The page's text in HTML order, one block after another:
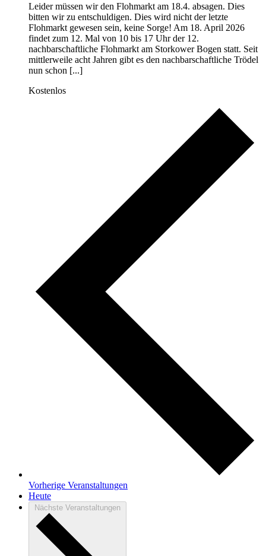
Leider müssen wir den Flohmarkt am 18.4. absagen. Dies
bitten wir zu entschuldigen. Dies wird nicht der letzte
Flohmarkt gewesen sein, keine Sorge! Am 18. April 2026
findet zum 12. Mal von 10 bis 17 Uhr der 12.
nachbarschaftliche Flohmarkt am Storkower Bogen statt. Seit
mittlerweile acht Jahren gibt es den nachbarschaftliche Trödel
nun schon [...]
Kostenlos
Vorherige Veranstaltungen
Heute
Nächste Veranstaltungen